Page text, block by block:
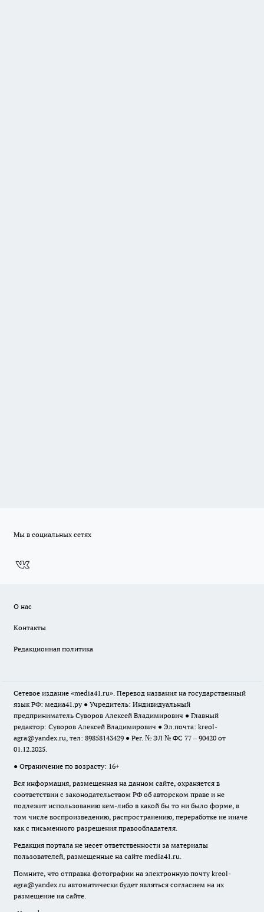
Мы в социальных сетях
О нас
Контакты
Редакционная политика
Сетевое издание «media41.ru». Перевод названия на государственный
язык РФ: медиа41.ру ● Учредитель: Индивидуальный
предприниматель Суворов Алексей Владимирович ● Главный
редактор: Суворов Алексей Владимирович ● Эл.почта: kreol-
agra@yandex.ru, тел: 89858143429 ● Рег. № ЭЛ № ФС 77 – 90420 от
01.12.2025.
● Ограничение по возрасту: 16+
Вся информация, размещенная на данном сайте, охраняется в
соответствии с законодательством РФ об авторском праве и не
подлежит использованию кем-либо в какой бы то ни было форме, в
том числе воспроизведению, распространению, переработке не иначе
как с письменного разрешения правообладателя.
Редакция портала не несет ответственности за материалы
пользователей, размещенные на сайте media41.ru.
Помните, что отправка фотографии на электронную почту kreol-
agra@yandex.ru автоматически будет являться согласием на их
размещение на сайте.